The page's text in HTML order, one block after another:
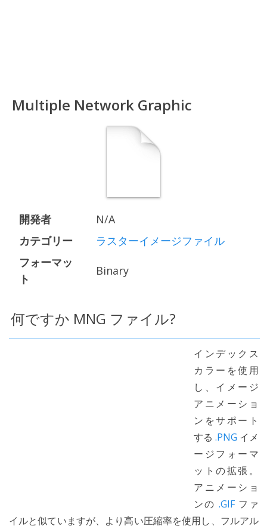
Multiple Network Graphic
開発者
N/A
カテゴリー
ラスターイメージファイル
フォーマッ
ト
Binary
何ですか MNG ファイル?
インデックス
カラーを使用
し、イメージ
アニメーショ
ンをサポート
する .PNG イメ
ージフォーマ
ットの拡張。
アニメーショ
ンの .GIFファ
イルと似ていますが、より高い圧縮率を使用し、フルアル